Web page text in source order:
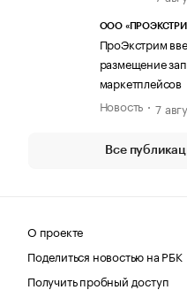
ООО
ПроЭкстрим
размещение
маркетплейсов
Новость
7
Все
О проекте
Поделиться новостью на РБК
Получить пробный доступ